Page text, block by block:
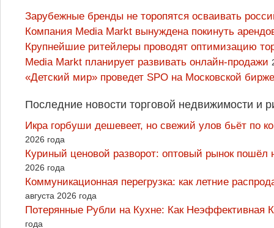
Зарубежные бренды не торопятся осваивать
Компания Media Markt вынуждена покинуть
Крупнейшие ритейлеры проводят оптимизацию
Media Markt планирует развивать онлайн-продажи
«Детский мир» проведет SPO на Московской бирже
Последние новости торговой недвижимости и
Икра горбуши дешевеет, но свежий улов бьёт по
2026 года
Куриный ценовой разворот: оптовый рынок
2026 года
Коммуникационная перегрузка: как летние
августа 2026 года
Потерянные Рубли на Кухне: Как
года